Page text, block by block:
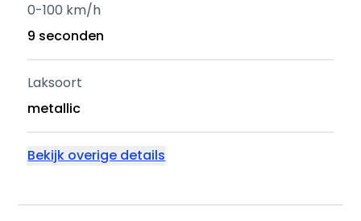
0-100 km/h
9 seconden
Laksoort
metallic
Bekijk overige details